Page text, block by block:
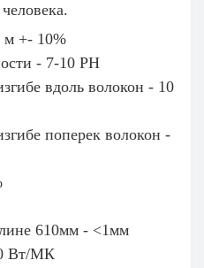
м +- 10%
- 7-10 PH
вдоль волокон - 10
поперек волокон -
610мм - <1мм
Вт/МК